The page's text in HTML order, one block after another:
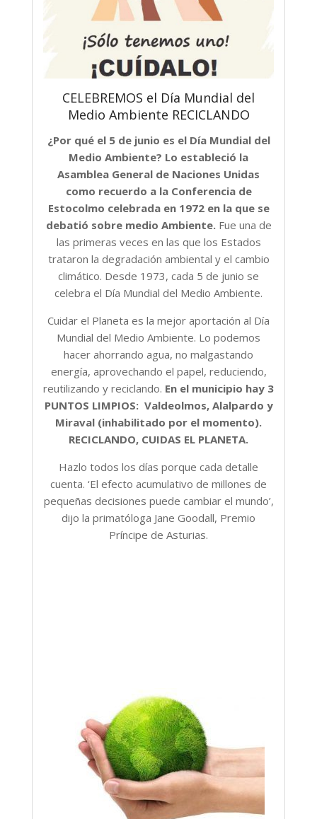
CELEBREMOS el Día Mundial del
Medio Ambiente RECICLANDO
¿Por qué el 5 de junio es el Día Mundial del
Medio Ambiente? Lo estableció la
Asamblea General de Naciones Unidas
como recuerdo a la Conferencia de
Estocolmo celebrada en 1972 en la que se
debatió sobre medio Ambiente.Fue una de
las primeras veces en las que los Estados
trataron la degradación ambiental y el cambio
climático. Desde 1973, cada 5 de junio se
celebra el Día Mundial del Medio Ambiente.
Cuidar el Planeta es la mejor aportación al Día
Mundial del Medio Ambiente. Lo podemos
hacer ahorrando agua, no malgastando
energía, aprovechando el papel, reduciendo,
reutilizando y reciclando. En el municipio hay 3
PUNTOS LIMPIOS: Valdeolmos, Alalpardo y
Miraval (inhabilitado por el momento).
RECICLANDO, CUIDAS EL PLANETA.
Hazlo todos los días porque cada detalle
cuenta. ‘El efecto acumulativo de millones de
pequeñas decisiones puede cambiar el mundo’,
dijo la primatóloga Jane Goodall, Premio
Príncipe de Asturias.